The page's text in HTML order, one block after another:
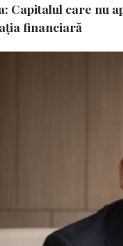
Capitalul care nu
financiară